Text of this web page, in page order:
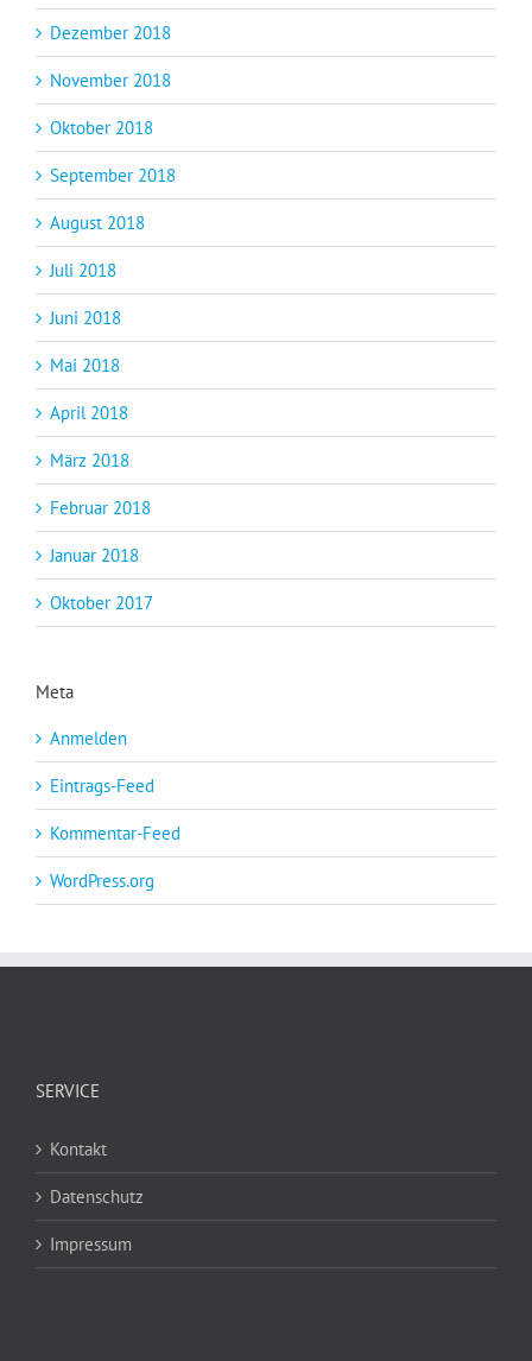
Dezember 2018
November 2018
Oktober 2018
September 2018
August 2018
Juli 2018
Juni 2018
Mai 2018
April 2018
März 2018
Februar 2018
Januar 2018
Oktober 2017
Meta
Anmelden
Eintrags-Feed
Kommentar-Feed
WordPress.org
SERVICE
Kontakt
Datenschutz
Impressum